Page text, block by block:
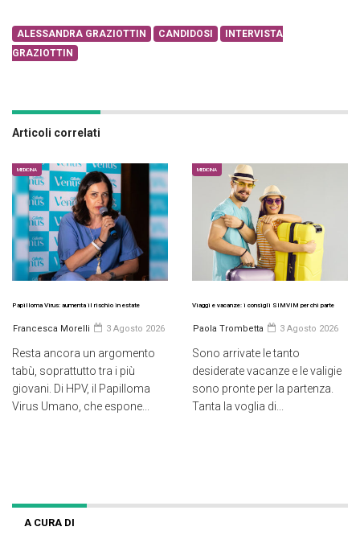
ALESSANDRA GRAZIOTTIN CANDIDOSI
INTERVISTA
GRAZIOTTIN
Articoli correlati
MEDICINA
Papilloma Virus: aumenta il rischio in estate
Francesca Morelli 3 Agosto 2026
Resta ancora un argomento
tabù, soprattutto tra i più
giovani. Di HPV, il Papilloma
Virus Umano, che espone...
MEDICINA
Viaggi e vacanze: i consigli SIMVIM per chi parte
Paola Trombetta 3 Agosto 2026
Sono arrivate le tanto
desiderate vacanze e le valigie
sono pronte per la partenza.
Tanta la voglia di...
A CURA DI